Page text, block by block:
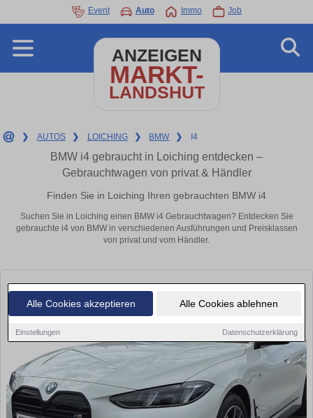
Alle Cookies akzeptieren Alle Cookies ablehnen
Einstellungen Datenschutzerklärung
Event Auto Immo Job
ANZEIGEN
MARKT-
LANDSHUT
❯ AUTOS ❯ LOICHING ❯ BMW ❯ I4
BMW i4 gebraucht in Loiching entdecken –
Gebrauchtwagen von privat & Händler
Finden Sie in Loiching Ihren gebrauchten BMW i4
Suchen Sie in Loiching einen BMW i4 Gebrauchtwagen? Entdecken Sie
gebrauchte i4 von BMW in verschiedenen Ausführungen und Preisklassen
von privat und vom Händler.